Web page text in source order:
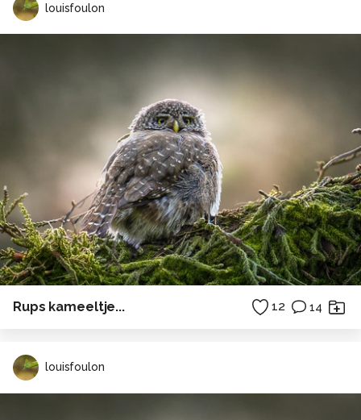
louisfoulon
Rups kameeltje... 12 14
louisfoulon